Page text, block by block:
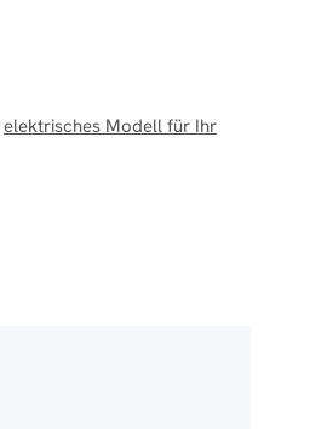
elektrisches Modell für Ihr